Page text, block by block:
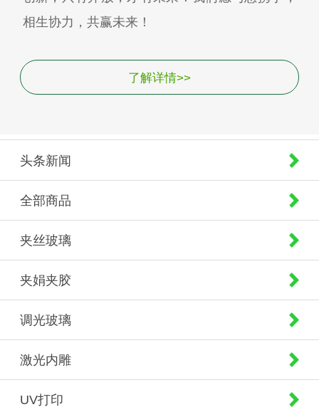
相生协力，共赢未来！
了解详情>>
头条新闻
全部商品
夹丝玻璃
夹娟夹胶
调光玻璃
激光内雕
UV打印